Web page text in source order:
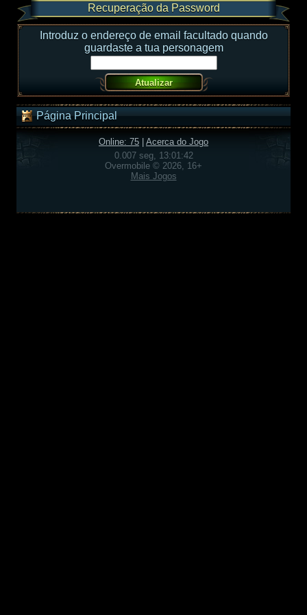
Recuperação da Password
Introduz o endereço de email facultado quando
guardaste a tua personagem
Página Principal
Online: 75
Acerca do Jogo
0.007 seg, 13:01:42
Overmobile © 2026, 16+
Mais Jogos